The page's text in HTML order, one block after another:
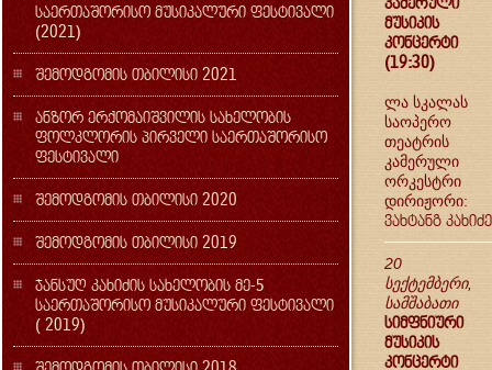
საერთაშორისო მუსიკალური ფესტივალი
(2021)
შემოდგომის თბილისი 2021
ანზორ ერქომაიშვილის სახელობის
ფოლკლორის პირველი საერთაშორისო
ფესტივალი
შემოდგომის თბილისი 2020
შემოდგომის თბილისი 2019
ჯანსუღ კახიძის სახელობის მე-5
საერთაშორისო მუსიკალური ფესტივალი
( 2019)
მუსიკის
კონცერტი
(19:30)
ლა სკალას
საოპერო
თეატრის
კამერული
ორკესტრი
დირიჟორი:
ვახტანგ კახიძე
20
სექტემბერი,
სამშაბათი
სიმფნიური
მუსიკის
კონცერტი